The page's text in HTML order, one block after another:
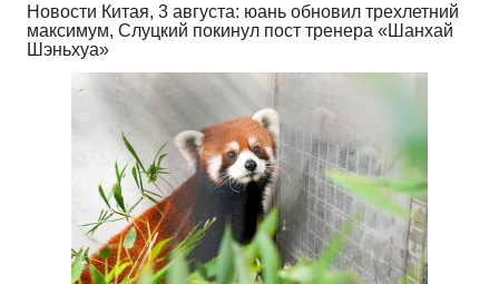
Новости Китая, 3 августа: юань обновил трехлетний
максимум, Слуцкий покинул пост тренера «Шанхай
Шэньхуа»